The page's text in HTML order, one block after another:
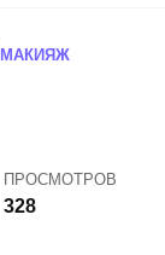
ПРОСМОТРОВ
328